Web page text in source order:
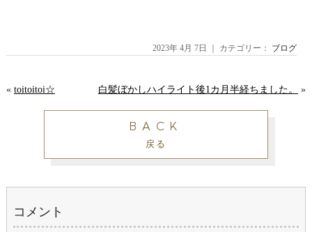
2023年 4月 7日 ｜ カテゴリー： ブログ
« toitoitoi☆ 白髪ぼかしハイライト後1カ月半経ちました。 »
BACK
戻る
コメント